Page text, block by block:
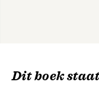
Dit boek